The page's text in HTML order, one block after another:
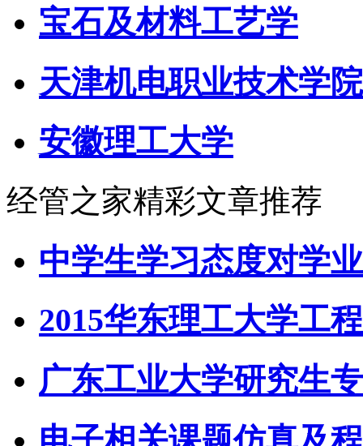
宝石及材料工艺学
天津机电职业技术学院
安徽理工大学
经管之家精彩文章推荐
中学生学习态度对学
2015华东理工大学工程
广东工业大学研究生